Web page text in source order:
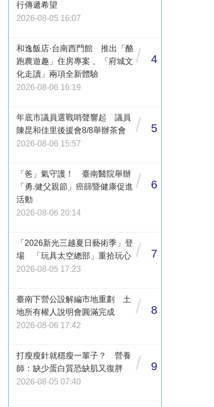
行傳遞希望
2026-08-05 16:07
和逸飯店·台南西門館 推出「酪
跑農遊趣」住房專案 、「府城文
化走讀」兩項全新體驗
2026-08-06 16:19
/ 4
年底市議員選戰哨聲響起 議員
陳昆和佳里後援會8/8舉辦茶會
2026-08-06 15:57
/ 5
「爸」氣守護！ 臺南醫院舉辦
「勇.健父親節」癌篩暨健康促進
活動
2026-08-06 20:14
/ 6
「2026新光三越夏日藝術季」登
場 「玩具太空總部」重拾玩心
2026-08-05 17:23
/ 7
臺南下營公設解編市地重劃 土
地所有權人說明會圓滿完成
2026-08-06 17:42
/ 8
打瘦瘦針就穩瘦一輩子？ 營養
師：缺少蛋白質恐缺肌又復胖
2026-08-05 07:40
/ 9